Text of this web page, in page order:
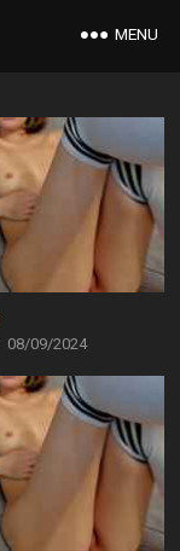
MENU
08/09/2024